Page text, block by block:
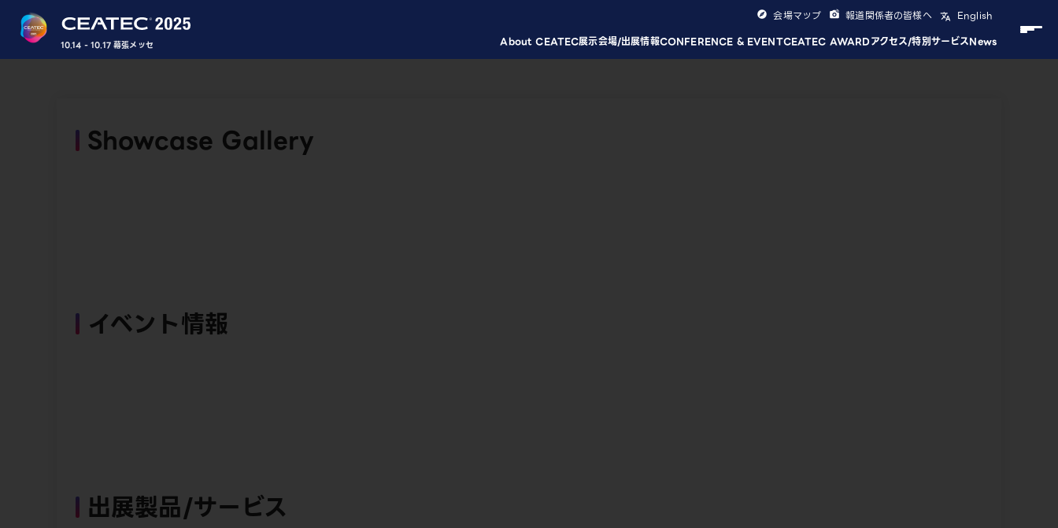
10.14 - 10.17 幕張メッセ About CEATEC展示会場/出展情報CONFERENCE & EVENTCEATEC AWARDアクセス/特別サービスNews
会場マップ 報道関係者の皆様へ English
Showcase Gallery
イベント情報
出展製品/サービス